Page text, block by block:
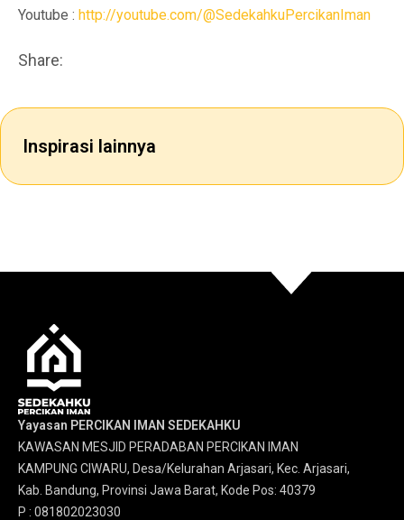
Youtube : http://youtube.com/@SedekahkuPercikanIman
Share:
Inspirasi lainnya
Yayasan PERCIKAN IMAN SEDEKAHKU
KAWASAN MESJID PERADABAN PERCIKAN IMAN
KAMPUNG CIWARU, Desa/Kelurahan Arjasari, Kec. Arjasari,
Kab. Bandung, Provinsi Jawa Barat, Kode Pos: 40379
P : 081802023030